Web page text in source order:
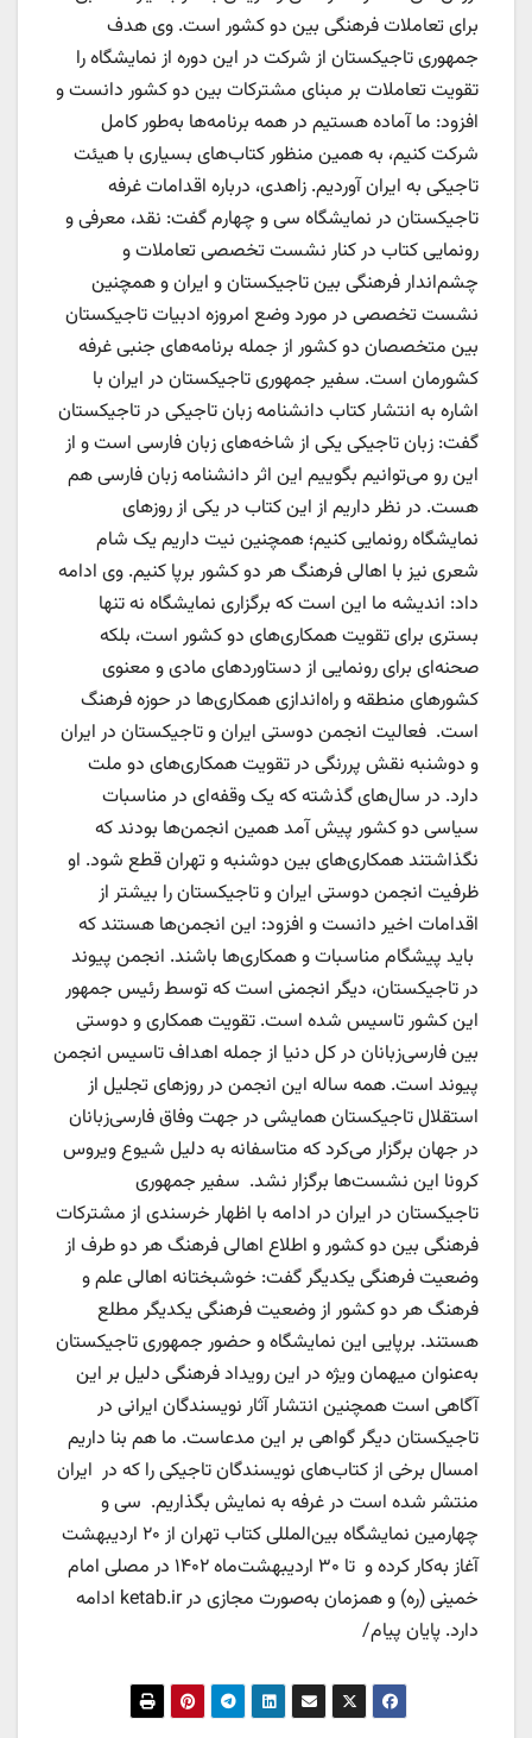
برای تعاملات فرهنگی بین دو کشور است. وی هدف
جمهوری تاجیکستان از شرکت در این دوره از نمایشگاه را
تقویت تعاملات بر مبنای مشترکات بین دو کشور دانست و
افزود: ما آماده هستیم در همه برنامه‌ها به‌طور کامل
شرکت کنیم، به همین منظور کتاب‌های بسیاری با هیئت
تاجیکی به ایران آوردیم. زاهدی، درباره اقدامات غرفه
تاجیکستان در نمایشگاه سی و چهارم گفت: نقد، معرفی و
رونمایی کتاب در کنار نشست تخصصی تعاملات و
چشم‌اندار فرهنگی بین تاجیکستان و ایران و همچنین
نشست تخصصی در مورد وضع امروزه ادبیات تاجیکستان
بین متخصصان دو کشور از جمله برنامه‌های جنبی غرفه
کشورمان است. سفیر جمهوری تاجیکستان در ایران با
اشاره به انتشار کتاب دانشنامه زبان تاجیکی در تاجیکستان
گفت: زبان تاجیکی یکی از شاخه‌های زبان فارسی است و از
این رو می‌توانیم بگوییم این اثر دانشنامه زبان فارسی هم
هست. در نظر داریم از این کتاب در یکی از روزهای
نمایشگاه رونمایی کنیم؛ همچنین نیت داریم یک شام
شعری نیز با اهالی فرهنگ هر دو کشور برپا کنیم. وی ادامه
داد: اندیشه ما این است که برگزاری نمایشگاه نه تنها
بستری برای تقویت همکاری‌های دو کشور است، بلکه
صحنه‌ای برای رونمایی از دستاوردهای مادی و معنوی
کشورهای منطقه و راه‌اندازی همکاری‌ها در حوزه فرهنگ
است. فعالیت انجمن دوستی ایران و تاجیکستان در ایران
و دوشنبه نقش پررنگی در تقویت همکاری‌های دو ملت
دارد. در سال‌های گذشته که یک وقفه‌ای در مناسبات
سیاسی دو کشور پیش آمد همین انجمن‌ها بودند که
نگذاشتند همکاری‌های‌ بین دوشنبه و تهران قطع شود. او
ظرفیت انجمن‌ دوستی ایران و تاجیکستان را بیشتر از
اقدامات اخیر دانست و افزود: این انجمن‌ها هستند که
باید پیشگام مناسبات و همکاری‌ها باشند. انجمن پیوند
در تاجیکستان، دیگر انجمنی است که توسط رئیس جمهور
این کشور تاسیس شده است. تقویت همکاری و دوستی
بین فارسی‌زبانان در کل دنیا از جمله اهداف تاسیس انجمن
پیوند است. همه ساله این انجمن در روزهای تجلیل از
استقلال تاجیکستان همایشی در جهت وفاق فارسی‌زبانان
در جهان برگزار می‌کرد که متاسفانه به دلیل شیوع ویروس
کرونا این نشست‌ها برگزار نشد. سفیر جمهوری
تاجیکستان در ایران در ادامه با اظهار خرسندی از مشترکات
فرهنگی بین دو کشور و اطلاع اهالی فرهنگ هر دو طرف از
وضعیت فرهنگی یکدیگر گفت: خوشبختانه اهالی علم و
فرهنگ هر دو کشور از وضعیت فرهنگی یکدیگر مطلع
هستند. برپایی این نمایشگاه و حضور جمهوری تاجیکستان
به‌عنوان میهمان ویژه در این رویداد فرهنگی دلیل بر این
آگاهی است همچنین انتشار آثار نویسندگان ایرانی در
تاجیکستان دیگر گواهی بر این مدعاست. ما هم بنا داریم
امسال برخی از کتاب‌های نویسندگان تاجیکی را که در ایران
منتشر شده است در غرفه به نمایش بگذاریم. سی‌ و
چهارمین نمایشگاه بین‌المللی کتاب تهران از ۲۰ اردیبهشت
آغاز به‌کار کرده و تا ۳۰ اردیبهشت‌ماه ۱۴۰۲ در مصلی امام
خمینی (ره) و همزمان به‌صورت مجازی در ketab.ir ادامه
دارد. پایان پیام/